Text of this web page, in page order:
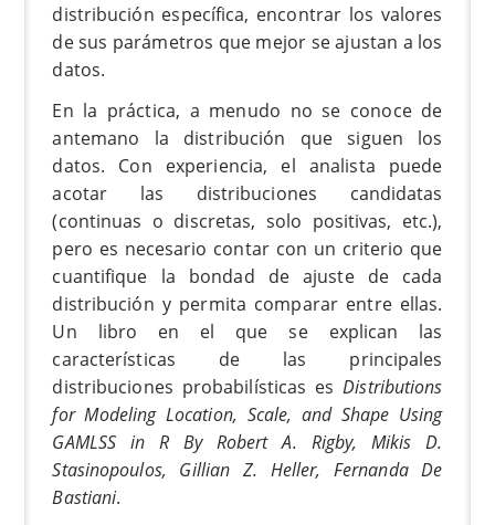
distribución específica, encontrar los valores
de sus parámetros que mejor se ajustan a los
datos.
En la práctica, a menudo no se conoce de
antemano la distribución que siguen los
datos. Con experiencia, el analista puede
acotar las distribuciones candidatas
(continuas o discretas, solo positivas, etc.),
pero es necesario contar con un criterio que
cuantifique la bondad de ajuste de cada
distribución y permita comparar entre ellas.
Un libro en el que se explican las
características de las principales
distribuciones probabilísticas esDistributions
for Modeling Location, Scale, and Shape Using
GAMLSS in R By Robert A. Rigby, Mikis D.
Stasinopoulos, Gillian Z. Heller, Fernanda De
Bastiani.